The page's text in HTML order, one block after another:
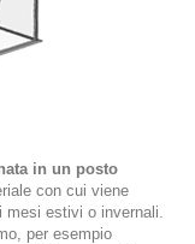
in un posto
con cui viene
mesi estivi o invernali.
per esempio